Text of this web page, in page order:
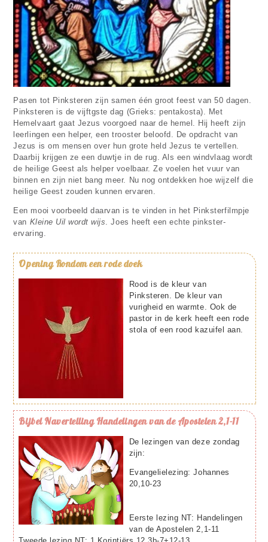
Pasen tot Pinksteren zijn samen één groot feest van 50 dagen.
Pinksteren is de vijftgste dag (Grieks: pentakosta). Met
Hemelvaart gaat Jezus voorgoed naar de hemel. Hij heeft zijn
leerlingen een helper, een trooster beloofd. De opdracht van
Jezus is om mensen over hun grote held Jezus te vertellen.
Daarbij krijgen ze een duwtje in de rug. Als een windvlaag wordt
de heilige Geest als helper voelbaar. Ze voelen het vuur van
binnen en zijn niet bang meer. Nu nog ontdekken hoe wijzelf die
heilige Geest zouden kunnen ervaren.
Een mooi voorbeeld daarvan is te vinden in het Pinksterfilmpje
van Kleine Uil wordt wijs. Joes heeft een echte pinkster-
ervaring.
OpeningRondom een rode doek
Rood is de kleur van
Pinksteren. De kleur van
vurigheid en warmte. Ook de
pastor in de kerk heeft een rode
stola of een rood kazuifel aan.
BijbelNavertelling Handelingen van de Apostelen 2,1-11
De lezingen van deze zondag
zijn:
Evangelielezing: Johannes
20,10-23
Eerste lezing NT: Handelingen
van de Apostelen 2,1-11